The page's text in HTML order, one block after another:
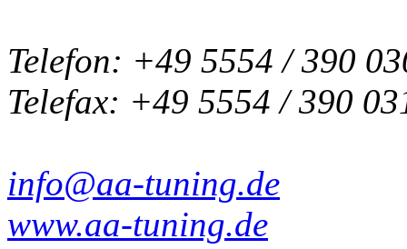
Telefon: +49 5554 / 390
Telefax: +49 5554 / 390
info@aa-tuning.de
www.aa-tuning.de